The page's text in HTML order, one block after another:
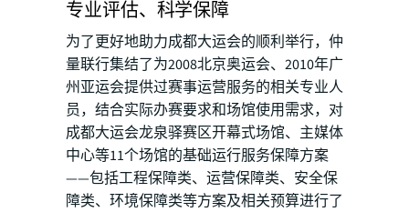
专业评估、科学保障
为了更好地助力成都大运会的顺利举行，仲
量联行集结了为2008北京奥运会、2010年广
州亚运会提供过赛事运营服务的相关专业人
员，结合实际办赛要求和场馆使用需求，对
成都大运会龙泉驿赛区开幕式场馆、主媒体
中心等11个场馆的基础运行服务保障方案
——包括工程保障类、运营保障类、安全保
障类、环境保障类等方案及相关预算进行了